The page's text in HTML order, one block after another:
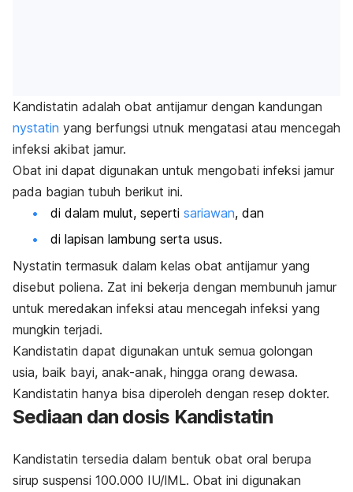
Kandistatin adalah obat antijamur dengan kandungan
nystatin yang berfungsi utnuk mengatasi atau mencegah
infeksi akibat jamur.
Obat ini dapat digunakan untuk mengobati infeksi jamur
pada bagian tubuh berikut ini.
di dalam mulut, seperti sariawan, dan
di lapisan lambung serta usus.
Nystatin termasuk dalam kelas obat antijamur yang
disebut poliena. Zat ini bekerja dengan membunuh jamur
untuk meredakan infeksi atau mencegah infeksi yang
mungkin terjadi.
Kandistatin dapat digunakan untuk semua golongan
usia, baik bayi, anak-anak, hingga orang dewasa.
Kandistatin hanya bisa diperoleh dengan resep dokter.
Sediaan dan dosis Kandistatin
Kandistatin tersedia dalam bentuk obat oral berupa
sirup suspensi 100.000 IU/lML. Obat ini digunakan